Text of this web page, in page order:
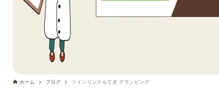
ホーム ブログ ツインリンクもてぎ グランピング